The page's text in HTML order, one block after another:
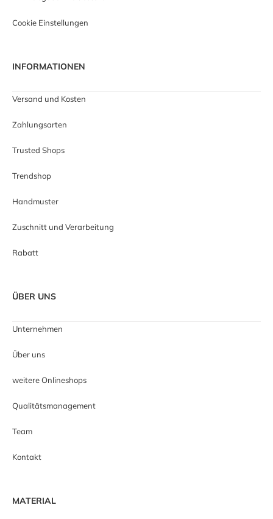
Cookie Einstellungen
INFORMATIONEN
Versand und Kosten
Zahlungsarten
Trusted Shops
Trendshop
Handmuster
Zuschnitt und Verarbeitung
Rabatt
ÜBER UNS
Unternehmen
Über uns
weitere Onlineshops
Qualitätsmanagement
Team
Kontakt
MATERIAL